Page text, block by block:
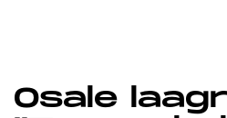
Osale